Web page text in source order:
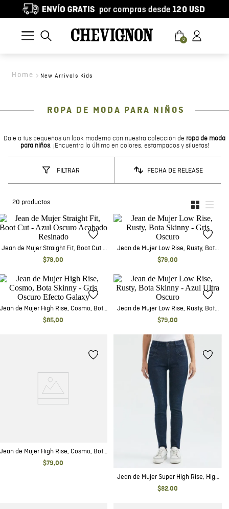
0
New Arrivals Kids
ROPA DE MODA PARA NIÑOS
Dale a tus pequeños un look moderno con nuestra colección de ropa de moda
para niños. ¡Encuentra lo último en colores, estampados y siluetas!
FILTRAR FECHA DE RELEASE
20 productos
Jean de Mujer Straight Fit, Boot Cut -
Azul Oscuro Acabado Resinado
$79,00
Jean de Mujer Low Rise, Rusty, Bota
Skinny - Gris Oscuro
$79,00
Jean de Mujer High Rise, Cosmo, Bota
Skinny - Gris Oscuro Efecto Galaxy
$85,00
Jean de Mujer Low Rise, Rusty, Bota
Skinny - Azul Ultra Oscuro
$79,00
Jean de Mujer High Rise, Cosmo, Bota
Skinny - Azul Oscuro Vintage
$79,00
Jean de Mujer Super High Rise, High
Cosmo, Bota Skinny - Azul Oscuro
Detalles de Construcción
$82,00